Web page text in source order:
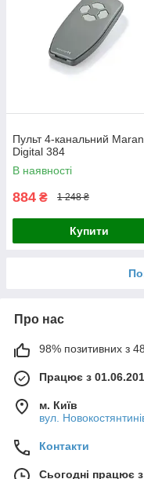
Пульт 4-канальний
Digital 384
В наявності
884 ₴ 1 248 ₴
Купити
Про нас
98% позитивних з 48
Працює з
м. Київ
вул.
Контакти
Сьогодні працює